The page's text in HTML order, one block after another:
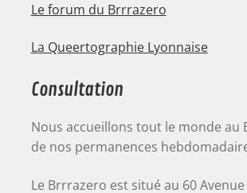
Le forum du Brrrazero
La Queertographie Lyonnaise
Consultation
Nous accueillons tout le monde au
de nos permanences
Le Brrrazero est situé au 60